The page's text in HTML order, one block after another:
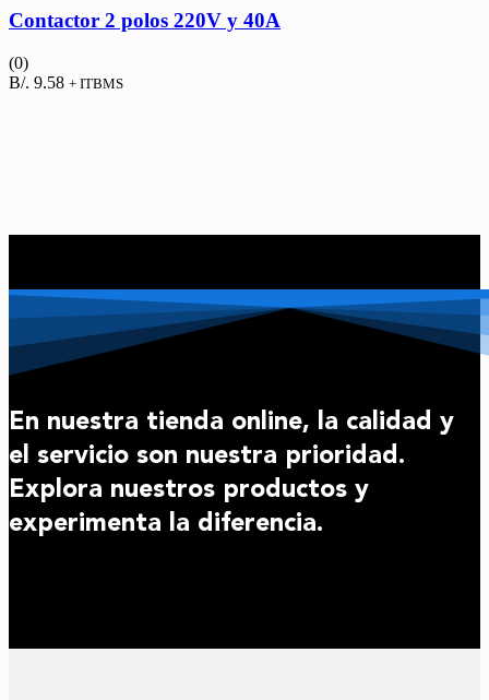
Contactor 2 polos 220V y 40A
(0)
B/. 9.58 + ITBMS
En nuestra tienda online, la calidad y
el servicio son nuestra prioridad.
Explora nuestros productos y
experimenta la diferencia.